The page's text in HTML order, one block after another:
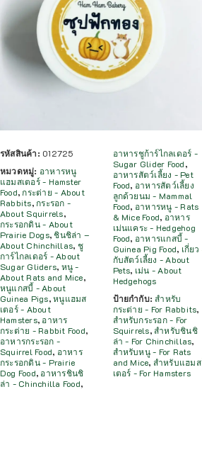
รหัสสินค้า: 012725
หมวดหมู่: อาหารหนู
แฮมสเตอร์ - Hamster
Food, กระต่าย - About
Rabbits, กระรอก -
About Squirrels,
กระรอกดิน - About
Prairie Dogs,ชินชิล่า –
About Chinchillas, ชู
การ์ไกลเดอร์ - About
Sugar Gliders, หนู -
About Rats and Mice,
หนูแกสบี้ - About
Guinea Pigs,หนูแฮมส
เตอร์ - About
Hamsters, อาหาร
กระต่าย - Rabbit Food,
อาหารกระรอก -
Squirrel Food, อาหาร
กระรอกดิน - Prairie
Dog Food, อาหารชินชิ
ล่า - Chinchilla Food,
อาหารชูก้าร์ไกลเดอร์ -
Sugar Glider Food,
อาหารสัตว์เลี้ยง - Pet
Food, อาหารสัตว์เลี้ยง
ลูกด้วยนม - Mammal
Food, อาหารหนู - Rats
& Mice Food, อาหาร
เม่นแคระ - Hedgehog
Food, อาหารแกสบี้ -
Guinea Pig Food, เกี่ยว
กับสัตว์เลี้ยง - About
Pets, เม่น - About
Hedgehogs
ป้ายกำกับ:สำหรับ
กระต่าย - For Rabbits,
สำหรับกระรอก - For
Squirrels,สำหรับชินชิ
ล่า - For Chinchillas,
สำหรับหนู - For Rats
and Mice, สำหรับแฮมส
เตอร์ - For Hamsters